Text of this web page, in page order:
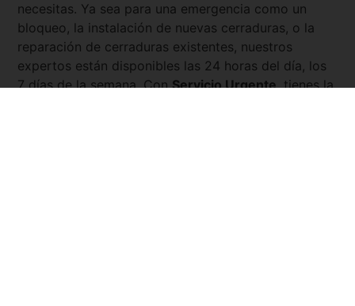
necesitas. Ya sea para una emergencia como un
bloqueo, la instalación de nuevas cerraduras, o la
reparación de cerraduras existentes, nuestros
expertos están disponibles las 24 horas del día, los
7 días de la semana. ConServicio Urgente, tienes la